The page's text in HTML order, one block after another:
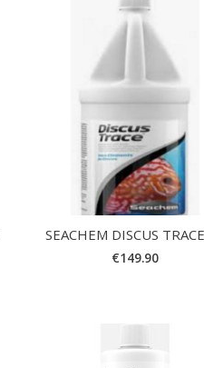
SEACHEM DISCUS
€149.90